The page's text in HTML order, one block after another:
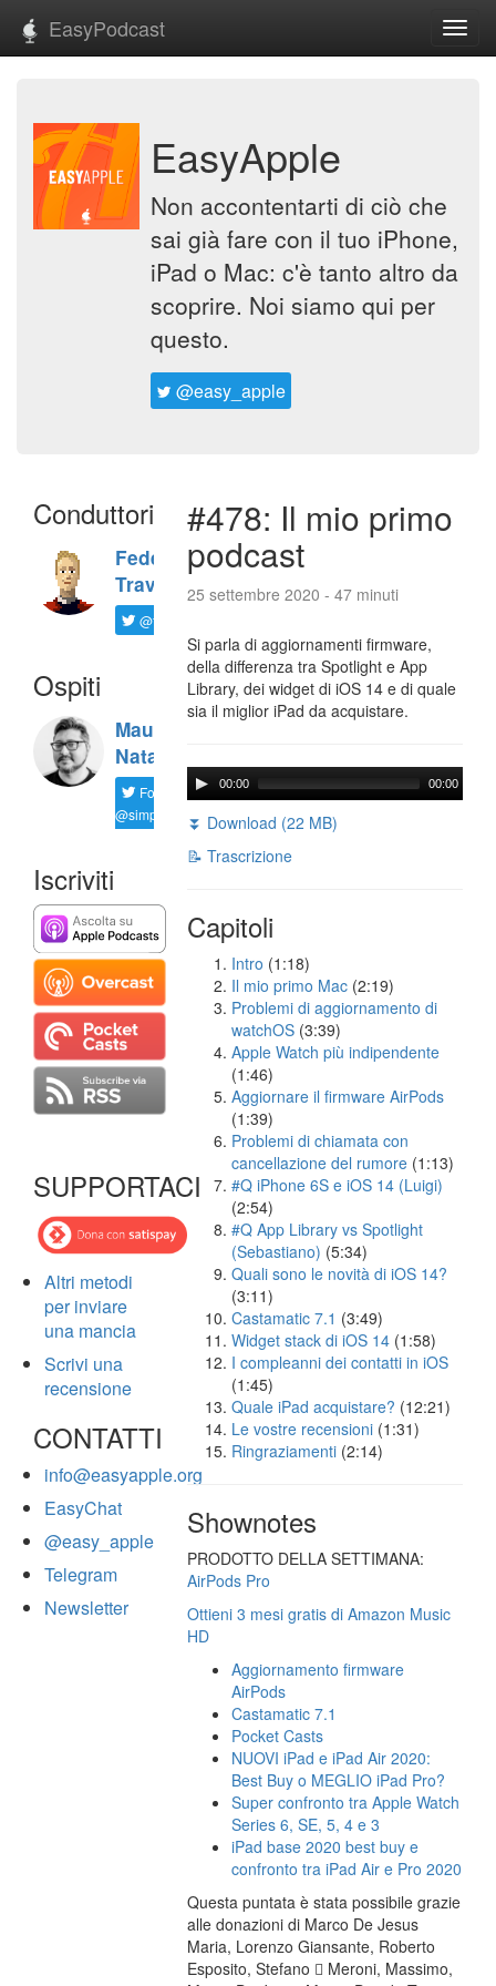
EasyPodcast
EasyApple
Non accontentarti di ciò che
sai già fare con il tuo iPhone,
iPad o Mac: c'è tanto altro da
scoprire. Noi siamo qui per
questo.
@easy_apple
Conduttori
Federico
Travaini
@ftrava
Ospiti
Maurizio
Natali
Follow
@simplemal
Iscriviti
SUPPORTACI
Altri metodi
per inviare
una mancia
Scrivi una
recensione
CONTATTI
info@easyapple.org
EasyChat
@easy_apple
Telegram
Newsletter
#478: Il mio primo
podcast
25 settembre 2020 - 47 minuti
Si parla di aggiornamenti firmware,
della differenza tra Spotlight e App
Library, dei widget di iOS 14 e di quale
sia il miglior iPad da acquistare.
00:00 00:00
⏬ Download (22 MB)
📝 Trascrizione
Capitoli
Intro (1:18)
Il mio primo Mac (2:19)
Problemi di aggiornamento di
watchOS (3:39)
Apple Watch più indipendente
(1:46)
Aggiornare il firmware AirPods
(1:39)
Problemi di chiamata con
cancellazione del rumore (1:13)
#Q iPhone 6S e iOS 14 (Luigi)
(2:54)
#Q App Library vs Spotlight
(Sebastiano) (5:34)
Quali sono le novità di iOS 14?
(3:11)
Castamatic 7.1 (3:49)
Widget stack di iOS 14 (1:58)
I compleanni dei contatti in iOS
(1:45)
Quale iPad acquistare? (12:21)
Le vostre recensioni (1:31)
Ringraziamenti (2:14)
Shownotes
PRODOTTO DELLA SETTIMANA:
AirPods Pro
Ottieni 3 mesi gratis di Amazon Music
HD
Aggiornamento firmware
AirPods
Castamatic 7.1
Pocket Casts
NUOVI iPad e iPad Air 2020:
Best Buy o MEGLIO iPad Pro?
Super confronto tra Apple Watch
Series 6, SE, 5, 4 e 3
iPad base 2020 best buy e
confronto tra iPad Air e Pro 2020
Questa puntata è stata possibile grazie
alle donazioni di Marco De Jesus
Maria, Lorenzo Giansante, Roberto
Esposito, Stefano  Meroni, Massimo,